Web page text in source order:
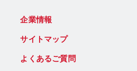
企業情報
サイトマップ
よくあるご質問